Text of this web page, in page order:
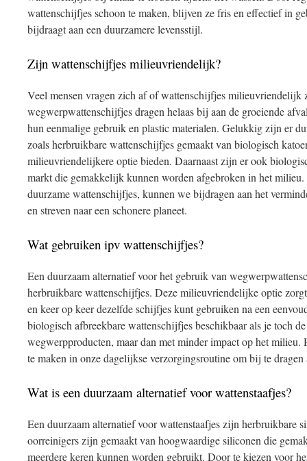
wattenschijfjes schoon te maken, blijven ze fris en effectief in
bijdraagt aan een duurzamere levensstijl.
Zijn wattenschijfjes milieuvriendelijk?
Veel mensen vragen zich af of wattenschijfjes milieuvriendelijk
wegwerpwattenschijfjes dragen helaas bij aan de groeiende
hun eenmalige gebruik en plastic materialen. Gelukkig zijn er
zoals herbruikbare wattenschijfjes gemaakt van biologisch
milieuvriendelijkere optie bieden. Daarnaast zijn er ook
markt die gemakkelijk kunnen worden afgebroken in het
duurzame wattenschijfjes, kunnen we bijdragen aan het
en streven naar een schonere planeet.
Wat gebruiken ipv wattenschijfjes?
Een duurzaam alternatief voor het gebruik van
herbruikbare wattenschijfjes. Deze milieuvriendelijke optie
en keer op keer dezelfde schijfjes kunt gebruiken na een
biologisch afbreekbare wattenschijfjes beschikbaar als je toch
wegwerpproducten, maar dan met minder impact op het
te maken in onze dagelijkse verzorgingsroutine om bij te dragen
Wat is een duurzaam alternatief voor wattenstaafjes?
Een duurzaam alternatief voor wattenstaafjes zijn herbruikbare
oorreinigers zijn gemaakt van hoogwaardige siliconen die
meerdere keren kunnen worden gebruikt. Door te kiezen voor